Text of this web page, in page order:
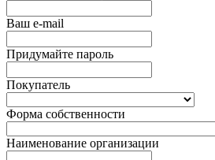
Ваш e-mail
Придумайте пароль
Покупатель
Форма собственности
Наименование организации